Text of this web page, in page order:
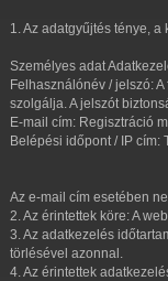
1. Az adatgyűjtés ténye,
Személyes adat
Felhasználónév / jelszó:
szolgálja. A jelszót
E-mail cím: Regisztráció
Belépési időpont / IP cím:
Az e-mail cím esetében
2. Az érintettek köre: A
3. Az adatkezelés
törlésével azonnal.
4. Az érintettek